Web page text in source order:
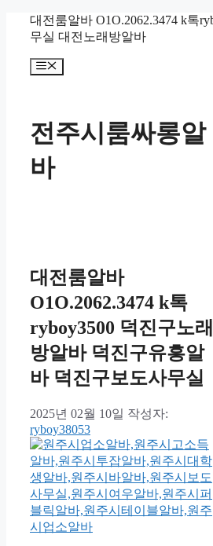
대전룸알바 O1O.2062.3474 k톡
무실 대전노래방알바
메
전주시룸싸롱알
바
대전룸알바
O1O.2062.3474 k톡
ryboy3500 덕진구노래
방알바 덕진구유흥알
바 덕진구보도사무실
2025년 02월 10일 작성자:
ryboy38053